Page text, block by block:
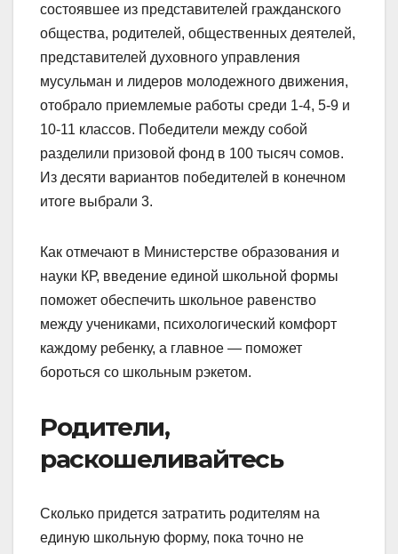
состоявшее из представителей гражданского
общества, родителей, общественных деятелей,
представителей духовного управления
мусульман и лидеров молодежного движения,
отобрало приемлемые работы среди 1-4, 5-9 и
10-11 классов. Победители между собой
разделили призовой фонд в 100 тысяч сомов.
Из десяти вариантов победителей в конечном
итоге выбрали 3.
Как отмечают в Министерстве образования и
науки КР, введение единой школьной формы
поможет обеспечить школьное равенство
между учениками, психологический комфорт
каждому ребенку, а главное — поможет
бороться со школьным рэкетом.
Родители,
раскошеливайтесь
Сколько придется затратить родителям на
единую школьную форму, пока точно не